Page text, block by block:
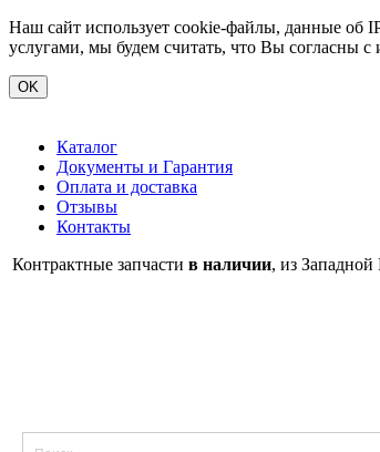
Наш сайт использует cookie-файлы, данные об
услугами, мы будем считать, что Вы согласны с
OK
Каталог
Документы и Гарантия
Оплата и доставка
Отзывы
Контакты
Контрактные запчасти в наличии, из